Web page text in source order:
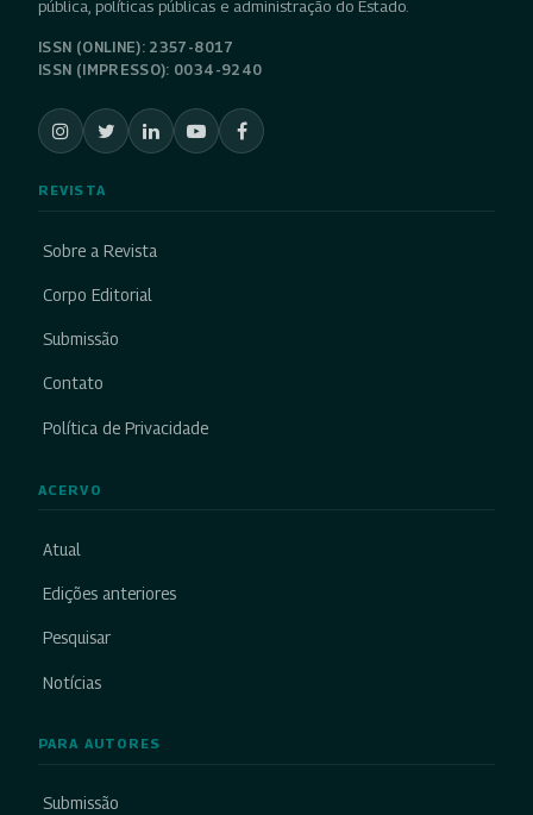
pública, políticas públicas e administração do Estado.
ISSN (ONLINE): 2357-8017
ISSN (IMPRESSO): 0034-9240
REVISTA
Sobre a Revista
Corpo Editorial
Submissão
Contato
Política de Privacidade
ACERVO
Atual
Edições anteriores
Pesquisar
Notícias
PARA AUTORES
Submissão